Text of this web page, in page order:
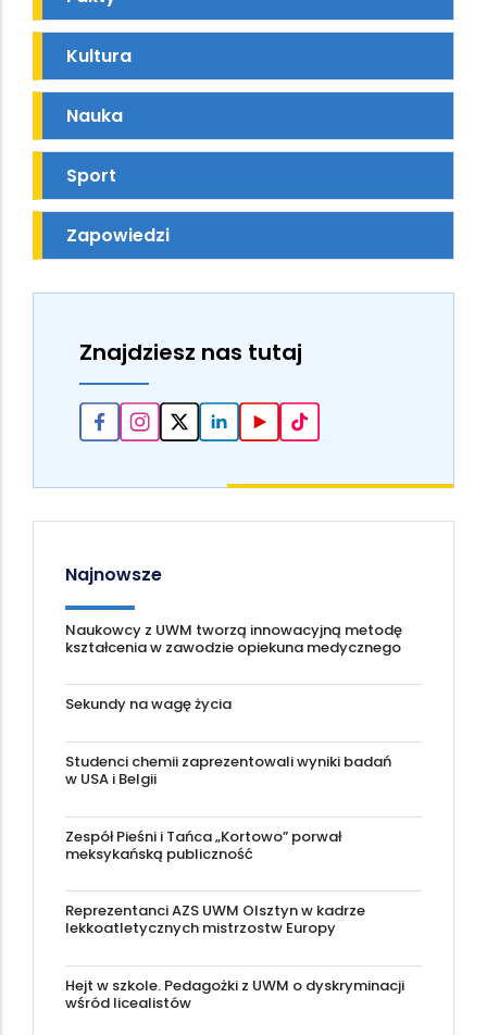
Kultura
Nauka
Sport
Zapowiedzi
Znajdziesz nas tutaj
Najnowsze
Naukowcy z UWM tworzą innowacyjną metodę
kształcenia w zawodzie opiekuna medycznego
Sekundy na wagę życia
Studenci chemii zaprezentowali wyniki badań
w USA i Belgii
Zespół Pieśni i Tańca „Kortowo” porwał
meksykańską publiczność
Reprezentanci AZS UWM Olsztyn w kadrze
lekkoatletycznych mistrzostw Europy
Hejt w szkole. Pedagożki z UWM o dyskryminacji
wśród licealistów